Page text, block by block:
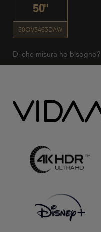
50"
50QV3463DAW
Di che misura ho bisogno?